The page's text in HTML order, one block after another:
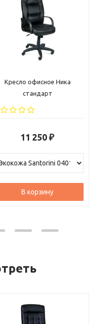
Кресло Вип хром низкая
спинка
18 540 ₽
В корзину